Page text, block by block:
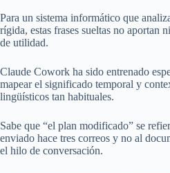
Para un sistema informático que
rígida, estas frases sueltas no aportan
de utilidad.
Claude Cowork ha sido entrenado
mapear el significado temporal y
lingüísticos tan habituales.
Sabe que “el plan modificado” se
enviado hace tres correos y no al
el hilo de conversación.